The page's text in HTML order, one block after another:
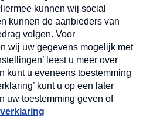
op onze
en dinsdagochtend in uw